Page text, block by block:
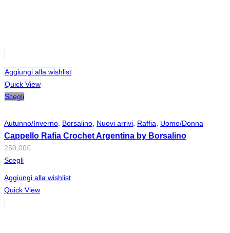
Aggiungi alla wishlist
Quick View
Scegli
Autunno/Inverno, Borsalino, Nuovi arrivi, Raffia, Uomo/Donna
Cappello Rafia Crochet Argentina by Borsalino
250,00€
Scegli
Aggiungi alla wishlist
Quick View